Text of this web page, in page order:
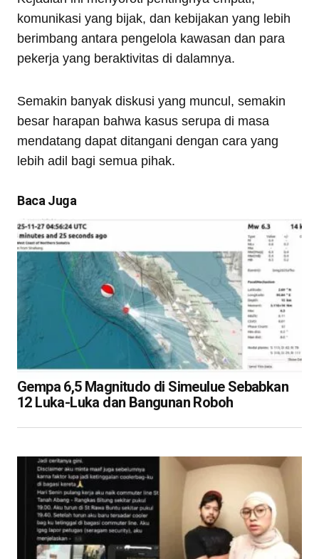
komunikasi yang bijak, dan kebijakan yang lebih
berimbang antara pengelola kawasan dan para
pekerja yang beraktivitas di dalamnya.
Semakin banyak diskusi yang muncul, semakin
besar harapan bahwa kasus serupa di masa
mendatang dapat ditangani dengan cara yang
lebih adil bagi semua pihak.
Baca Juga
Gempa 6,5 Magnitudo di Simeulue Sebabkan
12 Luka-Luka dan Bangunan Roboh